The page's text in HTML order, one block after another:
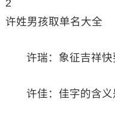
2
许姓男孩取单名大全
许瑞：象征吉祥快
许佳：佳字的含义